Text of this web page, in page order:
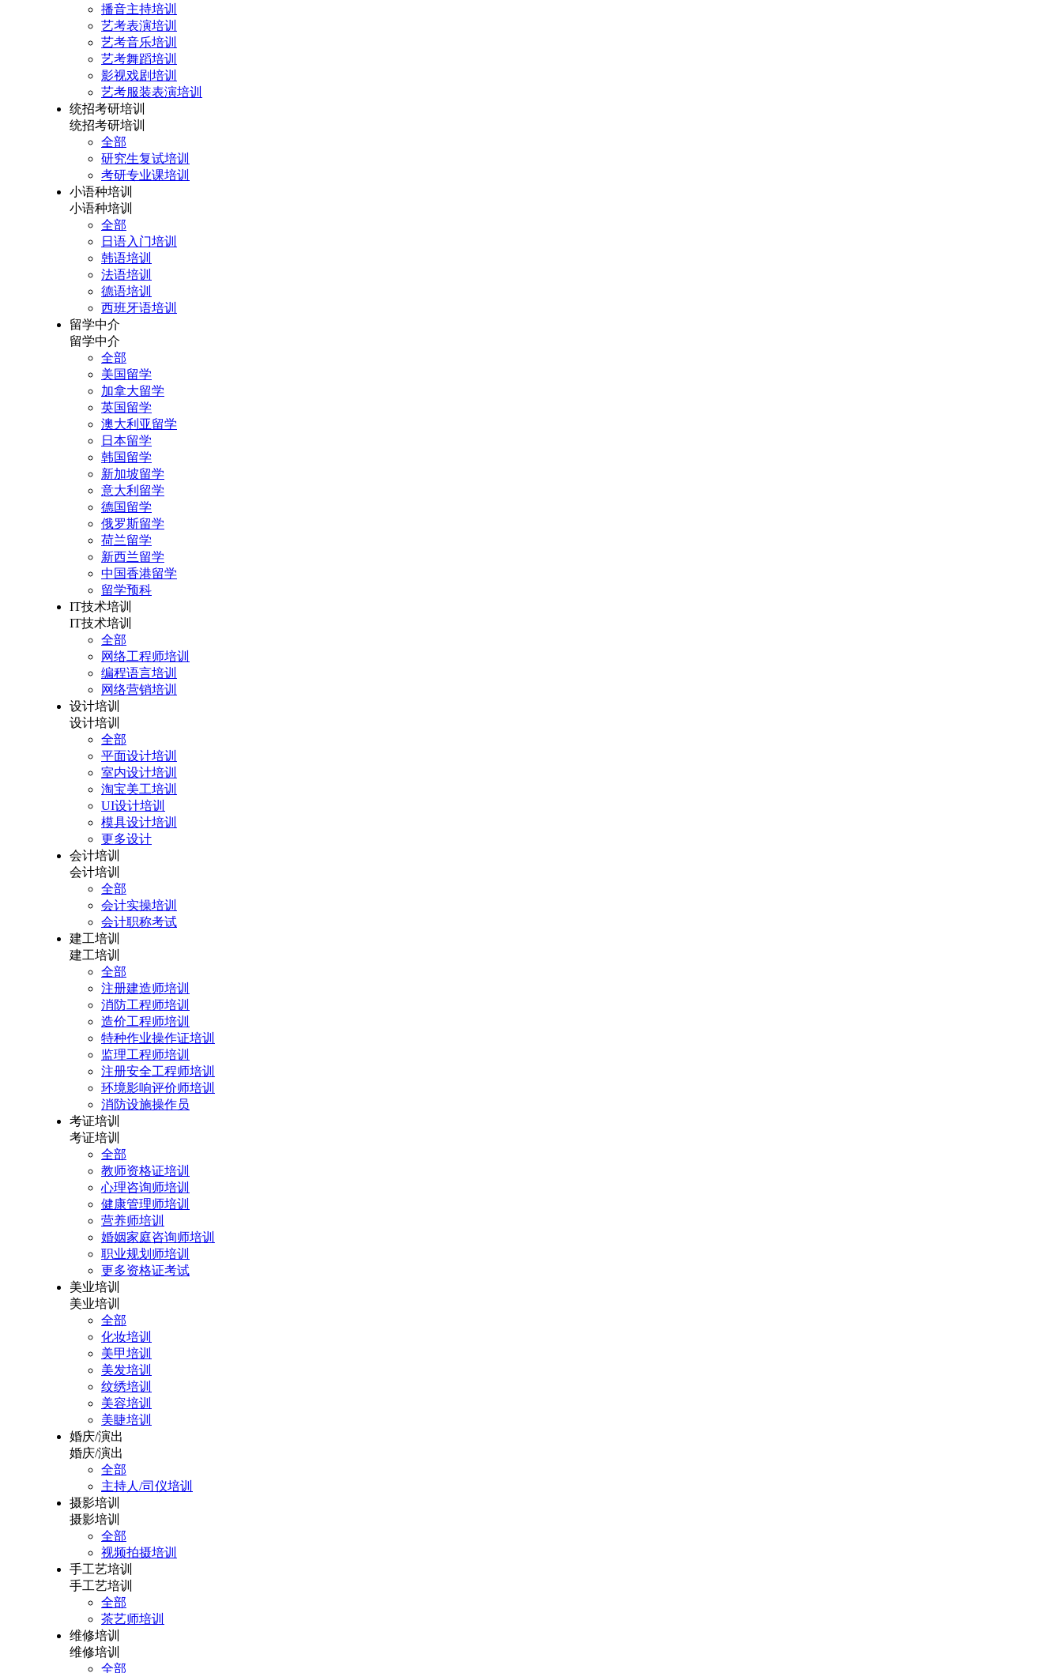
播音主持培训
艺考表演培训
艺考音乐培训
艺考舞蹈培训
影视戏剧培训
艺考服装表演培训
统招考研培训
统招考研培训
全部
研究生复试培训
考研专业课培训
小语种培训
小语种培训
全部
日语入门培训
韩语培训
法语培训
德语培训
西班牙语培训
留学中介
留学中介
全部
美国留学
加拿大留学
英国留学
澳大利亚留学
日本留学
韩国留学
新加坡留学
意大利留学
德国留学
俄罗斯留学
荷兰留学
新西兰留学
中国香港留学
留学预科
IT技术培训
IT技术培训
全部
网络工程师培训
编程语言培训
网络营销培训
设计培训
设计培训
全部
平面设计培训
室内设计培训
淘宝美工培训
UI设计培训
模具设计培训
更多设计
会计培训
会计培训
全部
会计实操培训
会计职称考试
建工培训
建工培训
全部
注册建造师培训
消防工程师培训
造价工程师培训
特种作业操作证培训
监理工程师培训
注册安全工程师培训
环境影响评价师培训
消防设施操作员
考证培训
考证培训
全部
教师资格证培训
心理咨询师培训
健康管理师培训
营养师培训
婚姻家庭咨询师培训
职业规划师培训
更多资格证考试
美业培训
美业培训
全部
化妆培训
美甲培训
美发培训
纹绣培训
美容培训
美睫培训
婚庆/演出
婚庆/演出
全部
主持人/司仪培训
摄影培训
摄影培训
全部
视频拍摄培训
手工艺培训
手工艺培训
全部
茶艺师培训
维修培训
维修培训
全部